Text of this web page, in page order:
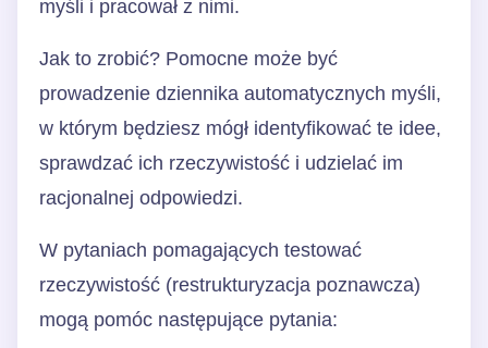
myśli i pracował z nimi.
Jak to zrobić? Pomocne może być
prowadzenie dziennika automatycznych myśli,
w którym będziesz mógł identyfikować te idee,
sprawdzać ich rzeczywistość i udzielać im
racjonalnej odpowiedzi.
W pytaniach pomagających testować
rzeczywistość (restrukturyzacja poznawcza)
mogą pomóc następujące pytania: